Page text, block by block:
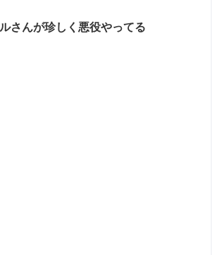
さんが珍しく悪役やってる